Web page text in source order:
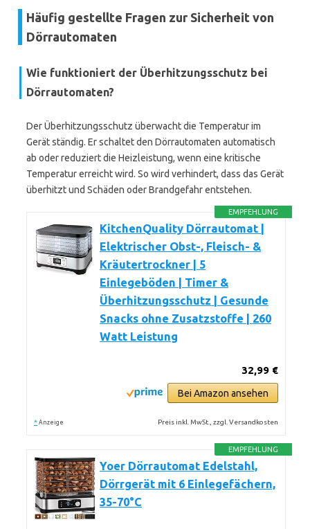
Häufig gestellte Fragen zur Sicherheit von
Dörrautomaten
Wie funktioniert der Überhitzungsschutz bei
Dörrautomaten?
Der Überhitzungsschutz überwacht die Temperatur im
Gerät ständig. Er schaltet den Dörrautomaten automatisch
ab oder reduziert die Heizleistung, wenn eine kritische
Temperatur erreicht wird. So wird verhindert, dass das Gerät
überhitzt und Schäden oder Brandgefahr entstehen.
EMPFEHLUNG
KitchenQuality Dörrautomat |
Elektrischer Obst-, Fleisch- &
Kräutertrockner | 5
Einlegeböden | Timer &
Überhitzungsschutz | Gesunde
Snacks ohne Zusatzstoffe | 260
Watt Leistung
32,99 €
Bei Amazon ansehen
* Anzeige Preis inkl. MwSt., zzgl. Versandkosten
EMPFEHLUNG
Yoer Dörrautomat Edelstahl,
Dörrgerät mit 6 Einlegefächern,
35-70°C